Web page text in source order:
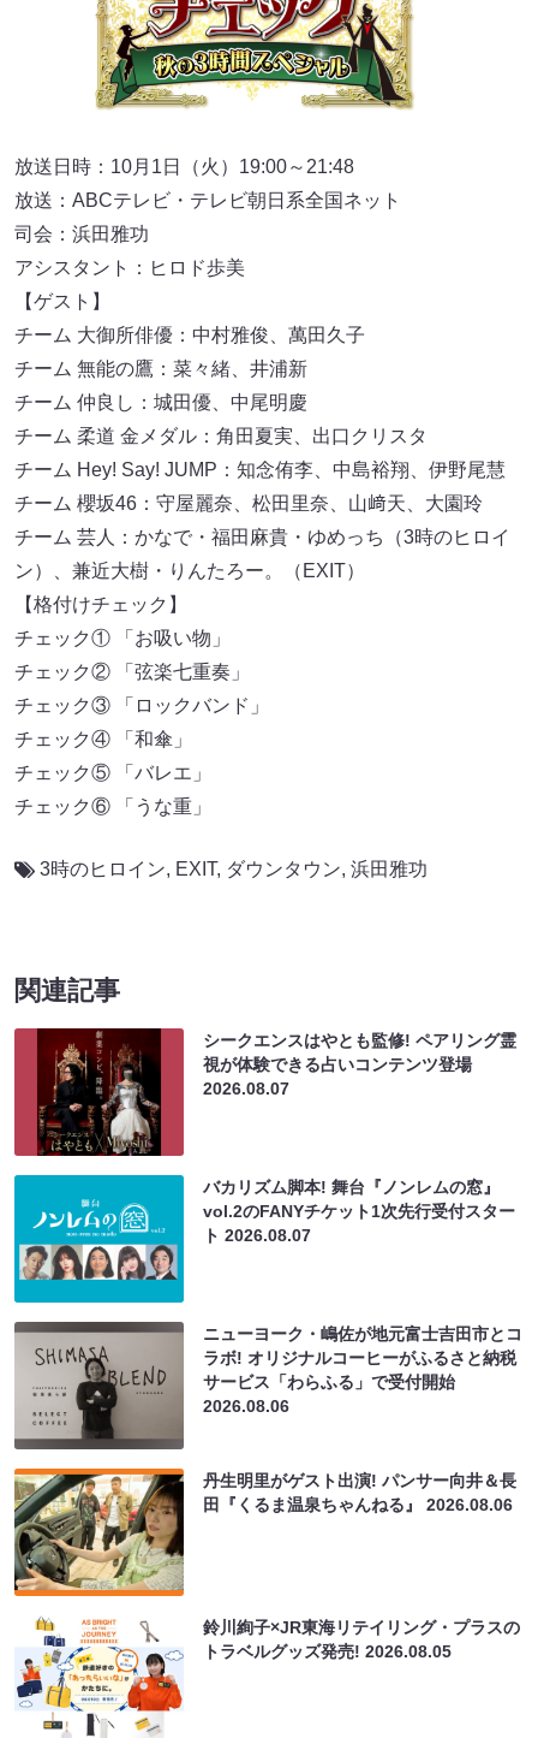
放送日時：10月1日（火）19:00～21:48
放送：ABCテレビ・テレビ朝日系全国ネット
司会：浜田雅功
アシスタント：ヒロド歩美
【ゲスト】
チーム 大御所俳優：中村雅俊、萬田久子
チーム 無能の鷹：菜々緒、井浦新
チーム 仲良し：城田優、中尾明慶
チーム 柔道 金メダル：角田夏実、出口クリスタ
チーム Hey! Say! JUMP：知念侑李、中島裕翔、伊野尾慧
チーム 櫻坂46：守屋麗奈、松田里奈、山﨑天、大園玲
チーム 芸人：かなで・福田麻貴・ゆめっち（3時のヒロイ
ン）、兼近大樹・りんたろー。（EXIT）
【格付けチェック】
チェック① 「お吸い物」
チェック② 「弦楽七重奏」
チェック③ 「ロックバンド」
チェック④ 「和傘」
チェック⑤ 「バレエ」
チェック⑥ 「うな重」
3時のヒロイン, EXIT, ダウンタウン, 浜田雅功
関連記事
シークエンスはやとも監修! ペアリング霊
視が体験できる占いコンテンツ登場
2026.08.07
バカリズム脚本! 舞台『ノンレムの窓』
vol.2のFANYチケット1次先行受付スター
ト2026.08.07
ニューヨーク・嶋佐が地元富士吉田市とコ
ラボ! オリジナルコーヒーがふるさと納税
サービス「わらふる」で受付開始
2026.08.06
丹生明里がゲスト出演! パンサー向井＆長
田『くるま温泉ちゃんねる』2026.08.06
鈴川絢子×JR東海リテイリング・プラスの
トラベルグッズ発売!2026.08.05